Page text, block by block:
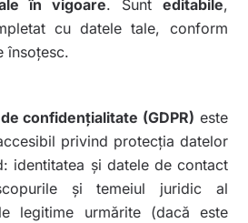
în vigoare. Sunt editabile,
cu datele tale, conform
însoțesc.
confidențialitate (GDPR) este
privind protecția datelor
identitatea și datele de contact
și temeiul juridic al
legitime urmărite (dacă este